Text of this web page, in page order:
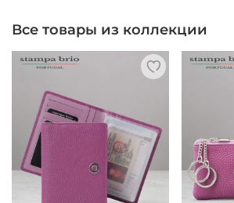
Все товары из коллекции